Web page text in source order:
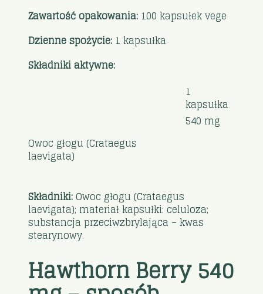
Zawartość opakowania: 100 kapsułek vege
Dzienne spożycie: 1 kapsułka
Składniki aktywne:
1
kapsułka
Owoc głogu (Crataegus
laevigata)
540 mg
Składniki:Owoc głogu (Crataegus
laevigata); materiał kapsułki: celuloza;
substancja przeciwzbrylająca – kwas
stearynowy.
Hawthorn Berry 540